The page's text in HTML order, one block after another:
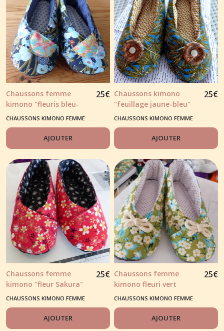
Chaussons femme
kimono "fleuris bleu-
blanc" et empiècement
papillon
25€
CHAUSSONS KIMONO FEMME
AJOUTER
Chaussons kimono
"feuillage jaune-bleu"
et bouton tissu liège
25€
CHAUSSONS KIMONO FEMME
AJOUTER
Chaussons femme
kimono "fleur Sakura"
rouge
25€
CHAUSSONS KIMONO FEMME
AJOUTER
Chaussons femme
kimono fleuri vert
japonais
25€
CHAUSSONS KIMONO FEMME
AJOUTER